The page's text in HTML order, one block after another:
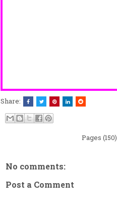
Share:
Pages (150)
No comments:
Post a Comment